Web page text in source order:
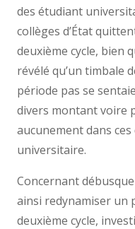
des étudiant
collèges d’État
deuxième cycle, bien
révélé qu’un timbale
période pas se
divers montant voire
aucunement dans
universitaire.
Concernant
ainsi redynamiser un
deuxième cycle,